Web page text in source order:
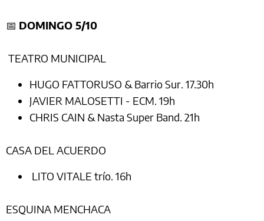
📅 DOMINGO 5/10
TEATRO MUNICIPAL
HUGO FATTORUSO & Barrio Sur. 17.30h
JAVIER MALOSETTI - ECM. 19h
CHRIS CAIN & Nasta Super Band. 21h
CASA DEL ACUERDO
LITO VITALE trío. 16h
ESQUINA MENCHACA